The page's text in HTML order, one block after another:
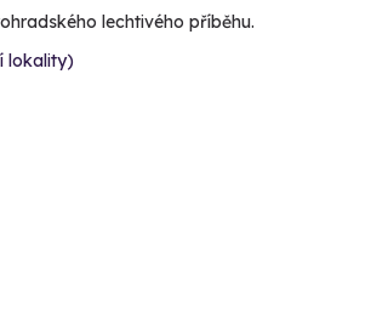
lechtivého příběhu.
lokality)